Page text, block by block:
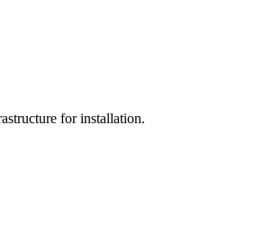
for installation.